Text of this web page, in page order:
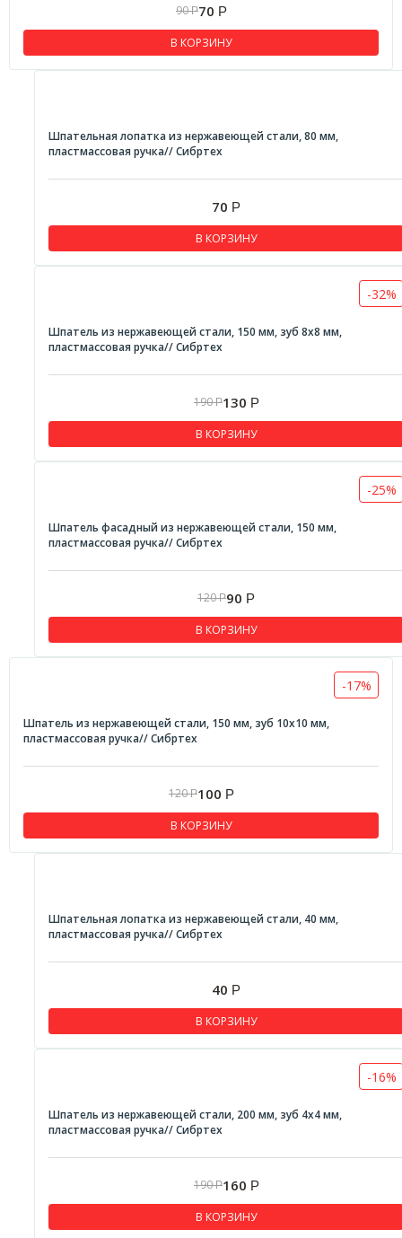
90Р70 Р
В КОРЗИНУ
Шпательная лопатка из нержавеющей стали, 80 мм,
пластмассовая ручка// Сибртех
70 Р
В КОРЗИНУ
-32%
Шпатель из нержавеющей стали, 150 мм, зуб 8х8 мм,
пластмассовая ручка// Сибртех
190Р130 Р
В КОРЗИНУ
-25%
Шпатель фасадный из нержавеющей стали, 150 мм,
пластмассовая ручка// Сибртех
120Р90 Р
В КОРЗИНУ
-17%
Шпатель из нержавеющей стали, 150 мм, зуб 10х10 мм,
пластмассовая ручка// Сибртех
120Р100 Р
В КОРЗИНУ
Шпательная лопатка из нержавеющей стали, 40 мм,
пластмассовая ручка// Сибртех
40 Р
В КОРЗИНУ
-16%
Шпатель из нержавеющей стали, 200 мм, зуб 4х4 мм,
пластмассовая ручка// Сибртех
190Р160 Р
В КОРЗИНУ